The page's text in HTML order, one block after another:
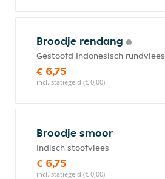
Broodje rendang
Gestoofd Indonesisch rundvlees
€ 6,75
incl. statiegeld (€ 0,00)
Broodje smoor
Indisch stoofvlees
€ 6,75
incl. statiegeld (€ 0,00)